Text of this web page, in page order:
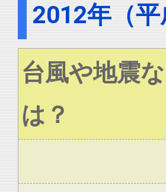
2012年（平
台風や地震
は？